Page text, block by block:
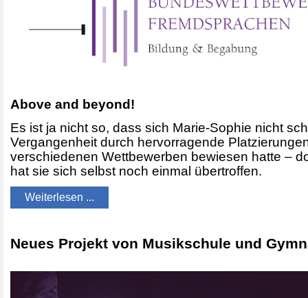
Above and beyond!
Es ist ja nicht so, dass sich Marie-Sophie nicht
Vergangenheit durch hervorragende
verschiedenen Wettbewerben bewiesen hatte –
hat sie sich selbst noch einmal übertroffen.
Weiterlesen ...
Neues Projekt von Musikschule und